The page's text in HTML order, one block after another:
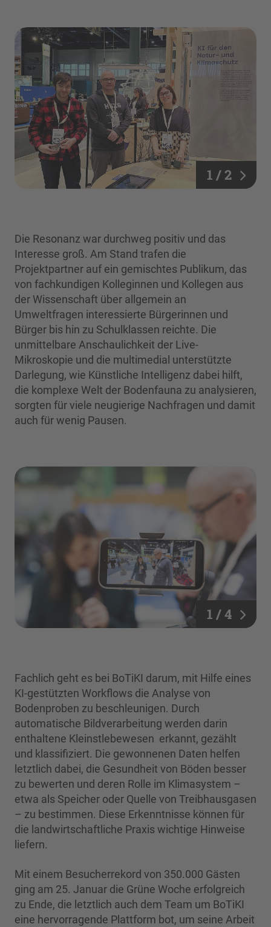
1 / 2
Die Resonanz war durchweg positiv und das
Interesse groß. Am Stand trafen die
Projektpartner auf ein gemischtes Publikum, das
von fachkundigen Kolleginnen und Kollegen aus
der Wissenschaft über allgemein an
Umweltfragen interessierte Bürgerinnen und
Bürger bis hin zu Schulklassen reichte. Die
unmittelbare Anschaulichkeit der Live-
Mikroskopie und die multimedial unterstützte
Darlegung, wie Künstliche Intelligenz dabei hilft,
die komplexe Welt der Bodenfauna zu analysieren,
sorgten für viele neugierige Nachfragen und damit
auch für wenig Pausen.
1 / 4
Fachlich geht es bei BoTiKI darum, mit Hilfe eines
KI-gestützten Workflows die Analyse von
Bodenproben zu beschleunigen. Durch
automatische Bildverarbeitung werden darin
enthaltene Kleinstlebewesen erkannt, gezählt
und klassifiziert. Die gewonnenen Daten helfen
letztlich dabei, die Gesundheit von Böden besser
zu bewerten und deren Rolle im Klimasystem –
etwa als Speicher oder Quelle von Treibhausgasen
– zu bestimmen. Diese Erkenntnisse können für
die landwirtschaftliche Praxis wichtige Hinweise
liefern.
Mit einem Besucherrekord von 350.000 Gästen
ging am 25. Januar die Grüne Woche erfolgreich
zu Ende, die letztlich auch dem Team um BoTiKI
eine hervorragende Plattform bot, um seine Arbeit